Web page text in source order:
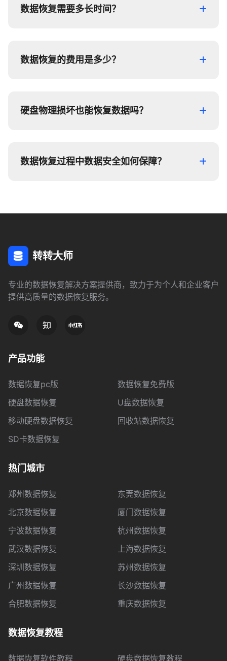
数据恢复需要多长时间？
数据恢复的费用是多少？
硬盘物理损坏也能恢复数据吗？
数据恢复过程中数据安全如何保障？
转转大师
专业的数据恢复解决方案提供商，致力于为个人和企业客户
提供高质量的数据恢复服务。
产品功能
数据恢复pc版
数据恢复免费版
硬盘数据恢复
U盘数据恢复
移动硬盘数据恢复
回收站数据恢复
SD卡数据恢复
热门城市
郑州数据恢复
东莞数据恢复
北京数据恢复
厦门数据恢复
宁波数据恢复
杭州数据恢复
武汉数据恢复
上海数据恢复
深圳数据恢复
苏州数据恢复
广州数据恢复
长沙数据恢复
合肥数据恢复
重庆数据恢复
数据恢复教程
数据恢复软件教程 硬盘数据恢复教程